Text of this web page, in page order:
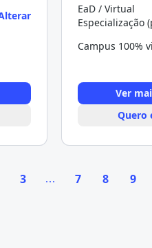
EaD / Virtual
Campus 100%
Ver
Quero
3 7 8 9